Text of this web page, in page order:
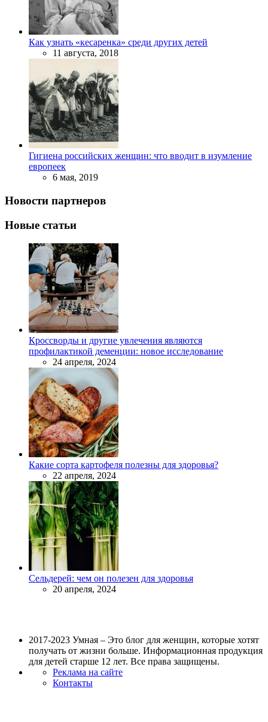
Как узнать «кесаренка» среди других детей
11 августа, 2018
Гигиена российских женщин: что вводит в изумление
европеек
6 мая, 2019
Новости партнеров
Новые статьи
Кроссворды и другие увлечения являются
профилактикой деменции: новое исследование
24 апреля, 2024
Какие сорта картофеля полезны для здоровья?
22 апреля, 2024
Сельдерей: чем он полезен для здоровья
20 апреля, 2024
2017-2023 Умная – Это блог для женщин, которые хотят
получать от жизни больше. Информационная продукция
для детей старше 12 лет. Все права защищены.
Реклама на сайте
Контакты